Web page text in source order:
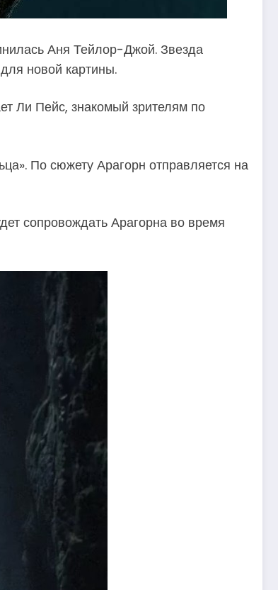
Аня Тейлор-Джой. Звезда
новой картины.
Ли Пейс, знакомый зрителям по
По сюжету Арагорн отправляется на
сопровождать Арагорна во время